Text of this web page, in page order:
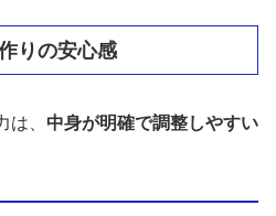
りの安心感
、 中身が明確で調整しやすい